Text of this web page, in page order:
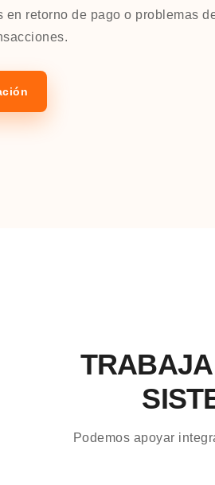
en retorno de pago o problemas
Podemos apoyar